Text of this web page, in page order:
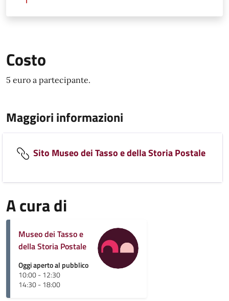
Costo
5 euro a partecipante.
Maggiori informazioni
Sito Museo dei Tasso e della Storia Postale
A cura di
Museo dei Tasso e
della Storia Postale
Oggi aperto al pubblico
10:00 - 12:30
14:30 - 18:00